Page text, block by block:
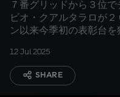
７番グリッドから３位
ビオ・クアルタラロが
ン以来今季初の表彰台を
12 Jul 2025
SHARE